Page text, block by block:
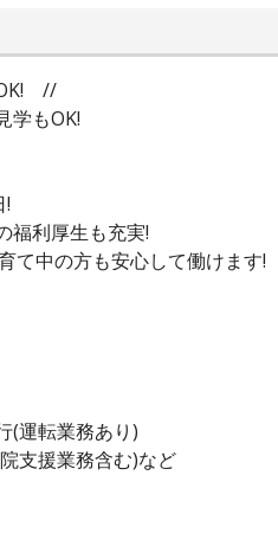
//
学もOK!
!
福利厚生も充実!
て中の方も安心して働けます!
(運転業務あり)
支援業務含む)など